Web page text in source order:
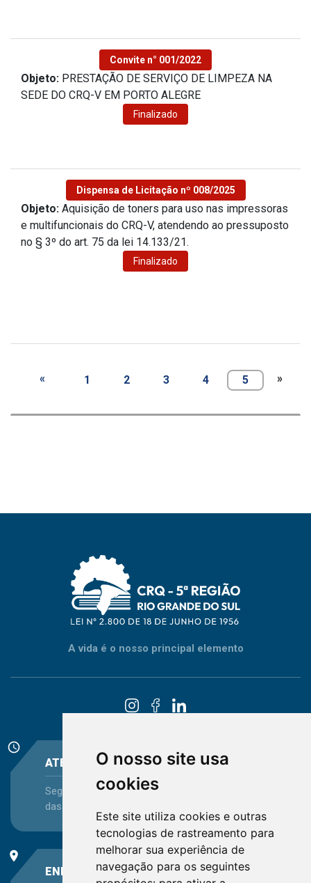
O nosso site usa
cookies
Este site utiliza cookies e outras
tecnologias de rastreamento para
melhorar sua experiência de
navegação para os seguintes
Convite n° 001/2022
Objeto: PRESTAÇÃO DE SERVIÇO DE LIMPEZA NA
SEDE DO CRQ-V EM PORTO ALEGRE
Finalizado
Dispensa de Licitação nº 008/2025
Objeto: Aquisição de toners para uso nas impressoras
e multifuncionais do CRQ-V, atendendo ao pressuposto
no § 3º do art. 75 da lei 14.133/21.
Finalizado
« 1 2 3 4 5 »
A vida é o nosso principal elemento
schedule
ATENDIMENTO
Segunda-feira a Sexta-feira - das 08:30 às 12:15 e
das 13:30 às 16:45
place
ENDEREÇO